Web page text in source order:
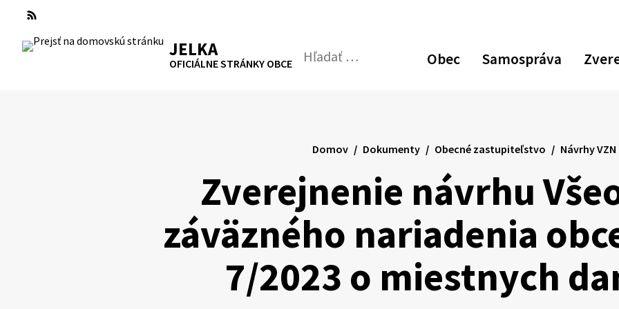
Preskočiť
na
obsah
RSS Mapa Tlačiť
JELKA
OFICIÁLNE STRÁNKY OBCE Obec Samospráva
Hľadať:
Odoslať
Zverejnenie návrhu
záväzného nariadenia
7/2023 o miestnych
Domov Dokumenty Obecné zastupiteľstvo Návrhy VZN